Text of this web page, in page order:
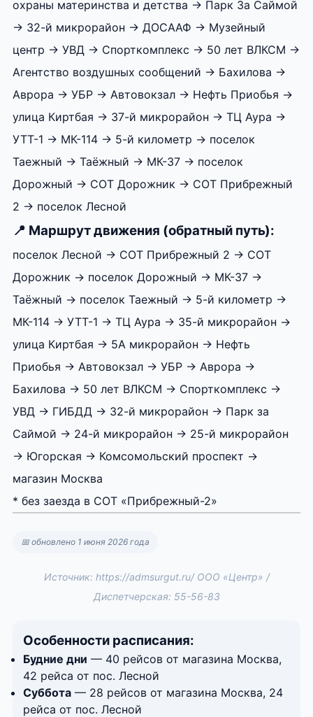
охраны материнства и детства → Парк За Саймой
→ 32-й микрорайон → ДОСААФ → Музейный
центр → УВД → Спорткомплекс → 50 лет ВЛКСМ →
Агентство воздушных сообщений → Бахилова →
Аврора → УБР → Автовокзал → Нефть Приобья →
улица Киртбая → 37-й микрорайон → ТЦ Аура →
УТТ-1 → МК-114 → 5-й километр → поселок
Таежный → Таёжный → МК-37 → поселок
Дорожный → СОТ Дорожник → СОТ Прибрежный
2 → поселок Лесной
📍 Маршрут движения (обратный путь):
поселок Лесной → СОТ Прибрежный 2 → СОТ
Дорожник → поселок Дорожный → МК-37 →
Таёжный → поселок Таежный → 5-й километр →
МК-114 → УТТ-1 → ТЦ Аура → 35-й микрорайон →
улица Киртбая → 5А микрорайон → Нефть
Приобья → Автовокзал → УБР → Аврора →
Бахилова → 50 лет ВЛКСМ → Спорткомплекс →
УВД → ГИБДД → 32-й микрорайон → Парк за
Саймой → 24-й микрорайон → 25-й микрорайон
→ Югорская → Комсомольский проспект →
магазин Москва
* без заезда в СОТ «Прибрежный-2»
📅 обновлено 1 июня 2026 года
Источник: https://admsurgut.ru/ ООО «Центр» /
Диспетчерская: 55-56-83
Особенности расписания:
Будние дни — 40 рейсов от магазина Москва,
42 рейса от пос. Лесной
Суббота — 28 рейсов от магазина Москва, 24
рейса от пос. Лесной